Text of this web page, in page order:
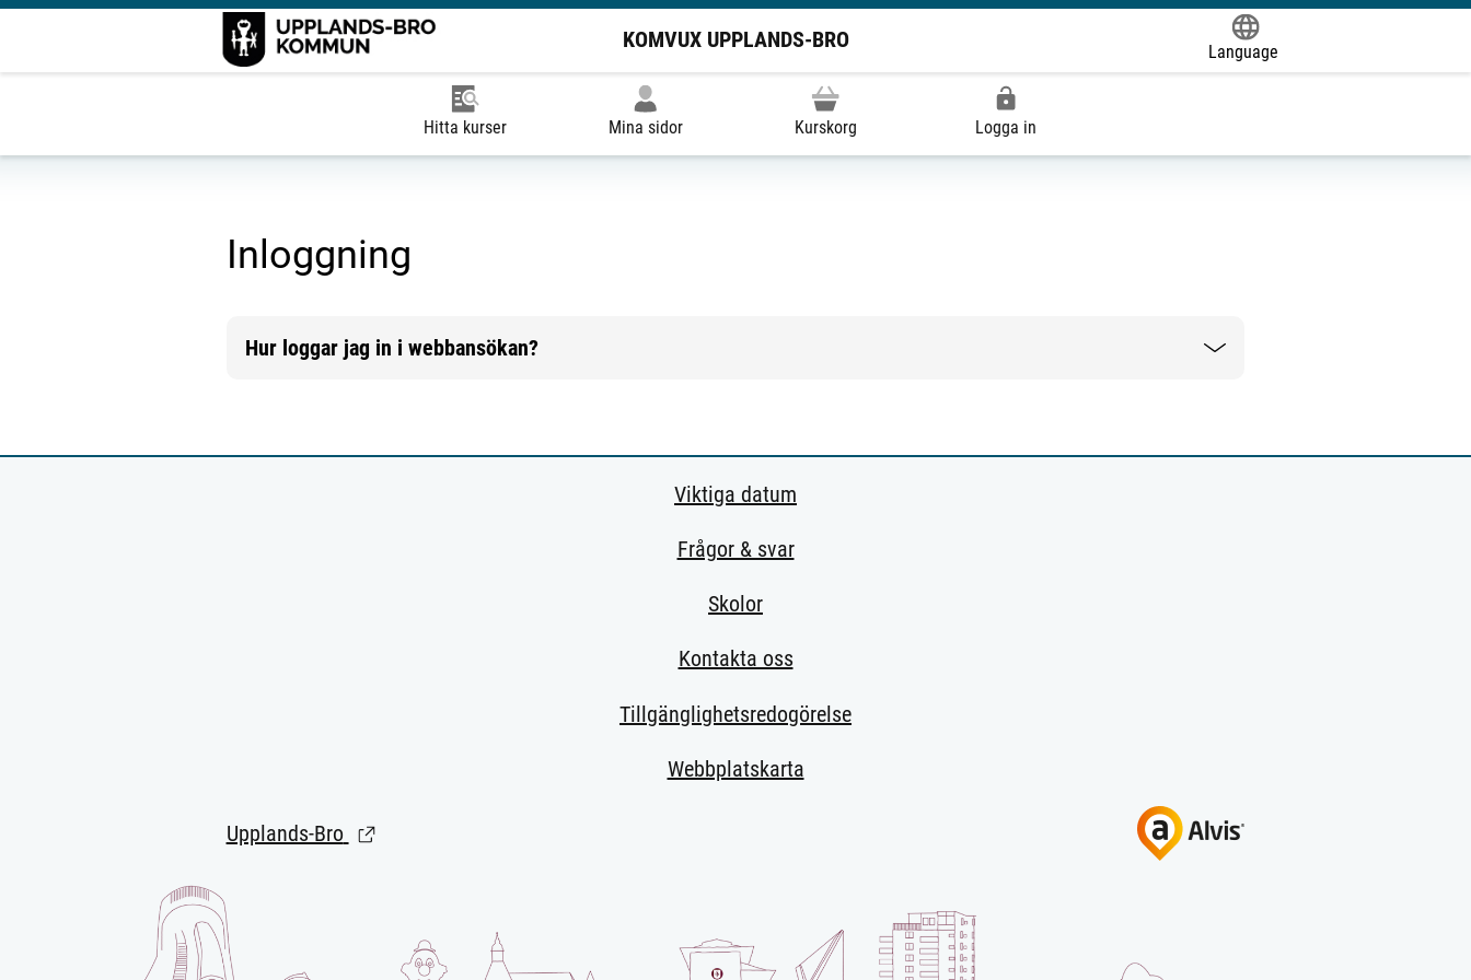
KOMVUX UPPLANDS-BRO
Language
Hitta kurser Mina sidor Kurskorg Logga in
Inloggning
Hur loggar jag in i webbansökan?
Mer information
Viktiga datum
Frågor & svar
Skolor
Kontakta oss
Tillgänglighetsredogörelse
Webbplatskarta
Upplands-Bro (Länk till extern sida.)